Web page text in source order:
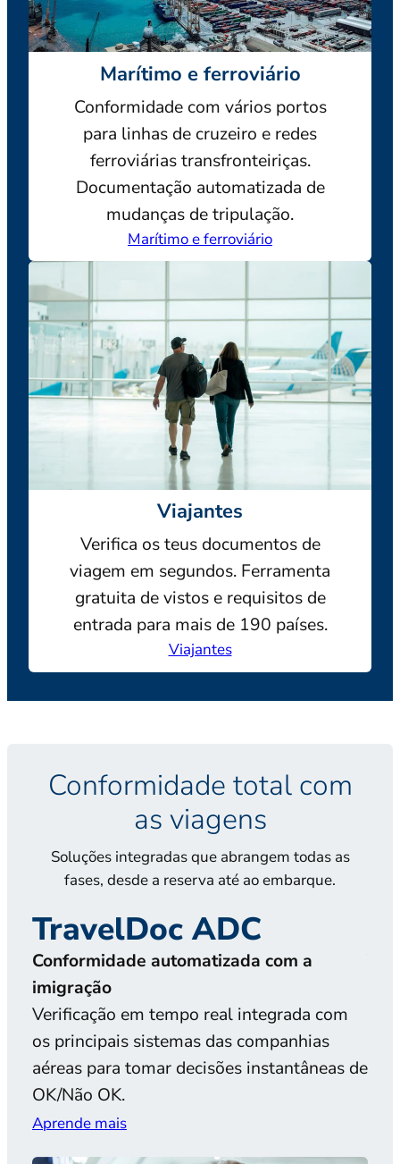
Marítimo e ferroviário
Conformidade com vários portos
para linhas de cruzeiro e redes
ferroviárias transfronteiriças.
Documentação automatizada de
mudanças de tripulação.
Marítimo e ferroviário
Viajantes
Verifica os teus documentos de
viagem em segundos. Ferramenta
gratuita de vistos e requisitos de
entrada para mais de 190 países.
Viajantes
Conformidade total com
as viagens
Soluções integradas que abrangem todas as
fases, desde a reserva até ao embarque.
TravelDoc ADC
Conformidade automatizada com a
imigração
Verificação em tempo real integrada com
os principais sistemas das companhias
aéreas para tomar decisões instantâneas de
OK/Não OK.
Aprende mais